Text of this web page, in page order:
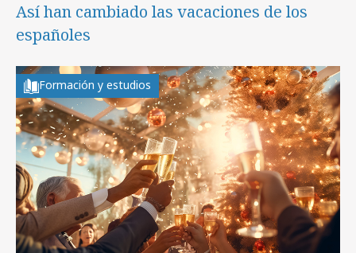
Así han cambiado las vacaciones de los
españoles
Formación y estudios